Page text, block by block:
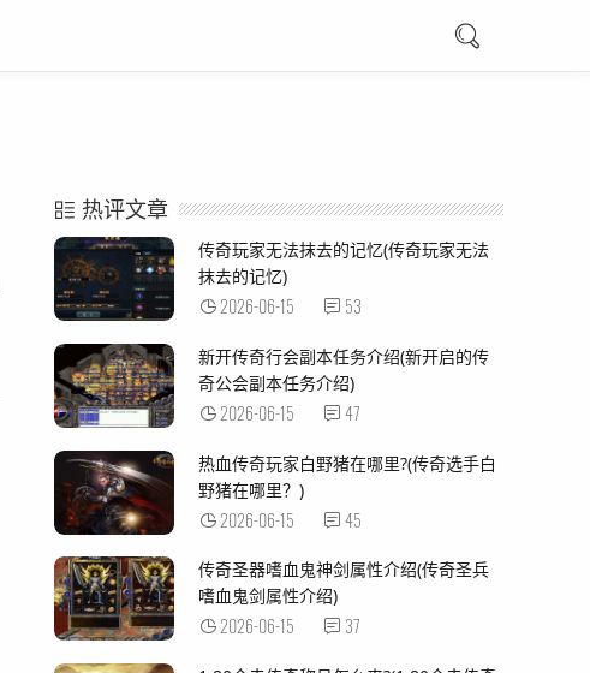
热评文章
传奇玩家无法抹去的记忆(传奇玩家无法
抹去的记忆)
2026-06-15 53
新开传奇行会副本任务介绍(新开启的传
奇公会副本任务介绍)
2026-06-15 47
热血传奇玩家白野猪在哪里?(传奇选手白
野猪在哪里？)
2026-06-15 45
传奇圣器嗜血鬼神剑属性介绍(传奇圣兵
嗜血鬼剑属性介绍)
2026-06-15 37